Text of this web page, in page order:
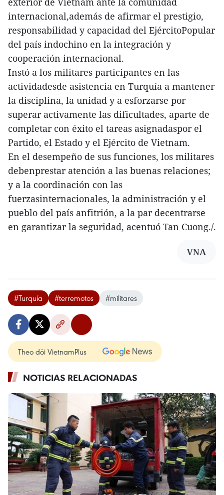
internacional,además de afirmar el prestigio,
responsabilidad y capacidad del EjércitoPopular
del país indochino en la integración y
cooperación internacional.
Instó a los militares participantes en las
actividadesde asistencia en Turquía a mantener
la disciplina, la unidad y a esforzarse por
superar activamente las dificultades, aparte de
completar con éxito el tareas asignadaspor el
Partido, el Estado y el Ejército de Vietnam.
En el desempeño de sus funciones, los militares
debenprestar atención a las buenas relaciones;
y a la coordinación con las
fuerzasinternacionales, la administración y el
pueblo del país anfitrión, a la par decentrarse
en garantizar la seguridad, acentuó Tan Cuong./.
VNA
#Turquía #terremotos #militares
Theo dõi VietnamPlus
NOTICIAS RELACIONADAS